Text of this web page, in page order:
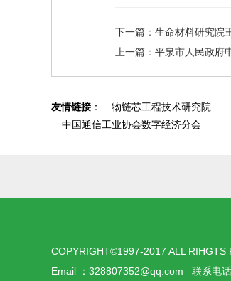
下一篇 ： 生命材料研究院
上一篇 ： 平泉市人民政府
友情链接 ： 物链芯工程技术研究院
中国通信工业协会数字经济分会
COPYRIGHT©1997-2017 ALL RIHGTS
Email ：328807352@qq.com 联系